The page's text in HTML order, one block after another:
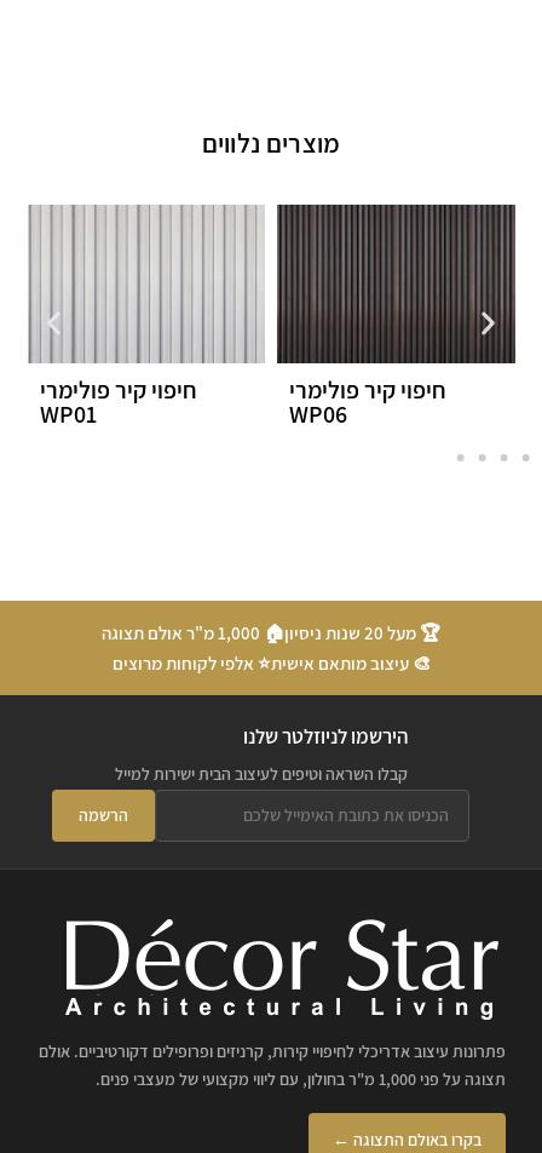
מוצרים נלווים
חיפוי קיר פולימרי חיפוי קיר
🏆 מעל 20 שנות ניסיון
🏠 1,000 מ"ר אולם תצוגה
🎨 עיצוב מותאם אישית⭐ אלפי לקוחות מרוצים
הירשמו לניוזלטר שלנו
קבלו השראה וטיפים לעיצוב הבית ישירות למייל
הרשמה
פתרונות עיצוב אדריכלי לחיפויי קירות, קרניזים ופרופילים דקורטיביים. אולם
תצוגה על פני 1,000 מ"ר בחולון, עם ליווי מקצועי של מעצבי פנים.
בקרו באולם התצוגה ←